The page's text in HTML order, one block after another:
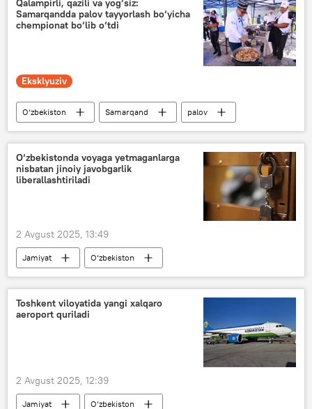
Donesk xalq respublikasi (DXR)
Qalampirli, qazili va yog‘siz:
Samarqandda palov tayyorlash bo‘yicha
chempionat bo‘lib o‘tdi
Eksklyuziv
O‘zbekiston Samarqand
palov
festival
tanlov
guruch
go‘sht
milliy taomlar
O‘zbekistonda voyaga yetmaganlarga
nisbatan jinoiy javobgarlik
liberallashtiriladi
2 Avgust 2025, 13:49
Jamiyat
O‘zbekiston
O‘zbekiston Oliy Majlisi Senati
senatorlar
qonun
jinoiy javobgarlik
jinoyat
Jinoyat kodeksi
Toshkent viloyatida yangi xalqaro
aeroport quriladi
2 Avgust 2025, 12:39
Jamiyat
O‘zbekiston